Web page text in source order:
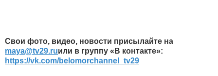
Свои фото, видео, новости присылайте на
maya@tv29.ruили в группу «В контакте»:
https://vk.com/belomorchannel_tv29